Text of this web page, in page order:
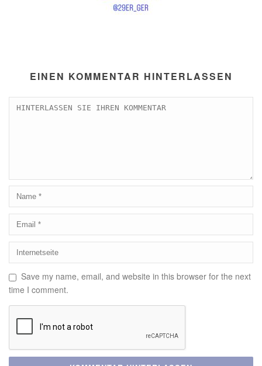
EINEN KOMMENTAR HINTERLASSEN
Save my name, email, and website in this browser for the next
time I comment.